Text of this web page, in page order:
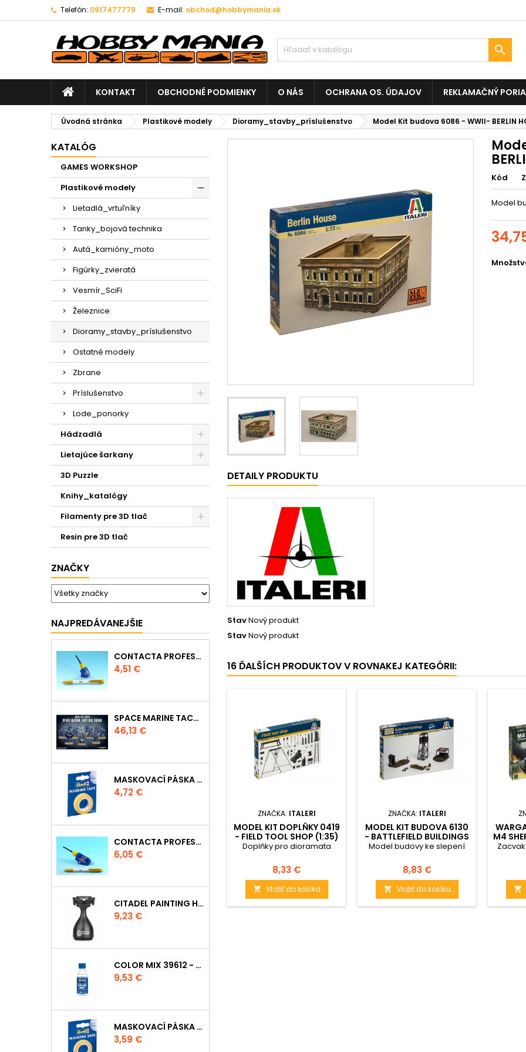
Telefón: 0917477779 E-mail: obchod@hobbymania.sk

KONTAKT OBCHODNÉ PODMIENKY O NÁS OCHRANA OS. ÚDAJOV REKLAMAČNÝ
Úvodná stránka Plastikové modely Dioramy_stavby_príslušenstvo Model Kit budova 6086 - WWII- BERLIN
KATALÓG
GAMES WORKSHOP
Plastikové modely
Lietadlá_vrtuľníky
Tanky_bojová technika
Autá_kamióny_moto
Figúrky_zvieratá
Vesmír_SciFi
Železnice
Dioramy_stavby_príslušenstvo
Ostatné modely
Zbrane
Príslušenstvo
Lode_ponorky
Hádzadlá
Lietajúce šarkany
3D Puzzle
Knihy_katalógy
Filamenty pre 3D tlač
Resin pre 3D tlač
ZNAČKY
NAJPREDÁVANEJŠIE
CONTACTA PROFESSIONAL MINI 39608 - 12,5G
Cena
4,51 €
SPACE MARINE TACTICAL SQUAD
Cena
46,13 €
MASKOVACÍ PÁSKA 39695 - 10MM
Cena
4,72 €
CONTACTA PROFESSIONAL 39604 - 25G
Cena
6,05 €
CITADEL PAINTING HANDLE
Cena
9,23 €
COLOR MIX 39612 - ŘEDIDLO 100ML
Cena
9,53 €
MASKOVACÍ PÁSKA 39694 - 6MM
Cena
3,59 €
Kód
Model
DETAILY PRODUKTU
StavNový produkt
StavNový produkt
16 ĎALŠÍCH PRODUKTOV V ROVNAKEJ KATEGÓRII:
ZNAČKA: ITALERI
MODEL KIT DOPLŇKY 0419
- FIELD TOOL SHOP (1:35)
Doplňky pro dioramata
Cena
8,33 €
 Vložiť do košíka
ZNAČKA: ITALERI
MODEL KIT BUDOVA 6130
- BATTLEFIELD BUILDINGS
(1:72)
Model budovy ke slepení
Cena
8,83 €
 Vložiť do košíka
M4
